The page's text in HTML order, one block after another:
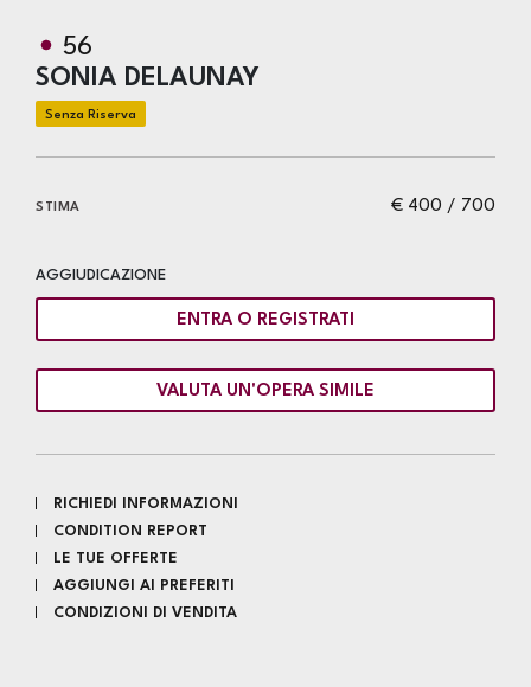
56
SONIA DELAUNAY
€ 400 / 700
STIMA
AGGIUDICAZIONE
ENTRA O REGISTRATI
VALUTA UN'OPERA SIMILE
RICHIEDI INFORMAZIONI
CONDITION REPORT
LE TUE OFFERTE
AGGIUNGI AI PREFERITI
CONDIZIONI DI VENDITA